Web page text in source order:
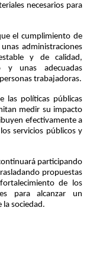
necesarios para
el cumplimiento de
administraciones
y de calidad,
y unas adecuadas
trabajadoras.
las políticas públicas
medir su impacto
efectivamente a
servicios públicos y
participando
propuestas
de los
para alcanzar un
sociedad.